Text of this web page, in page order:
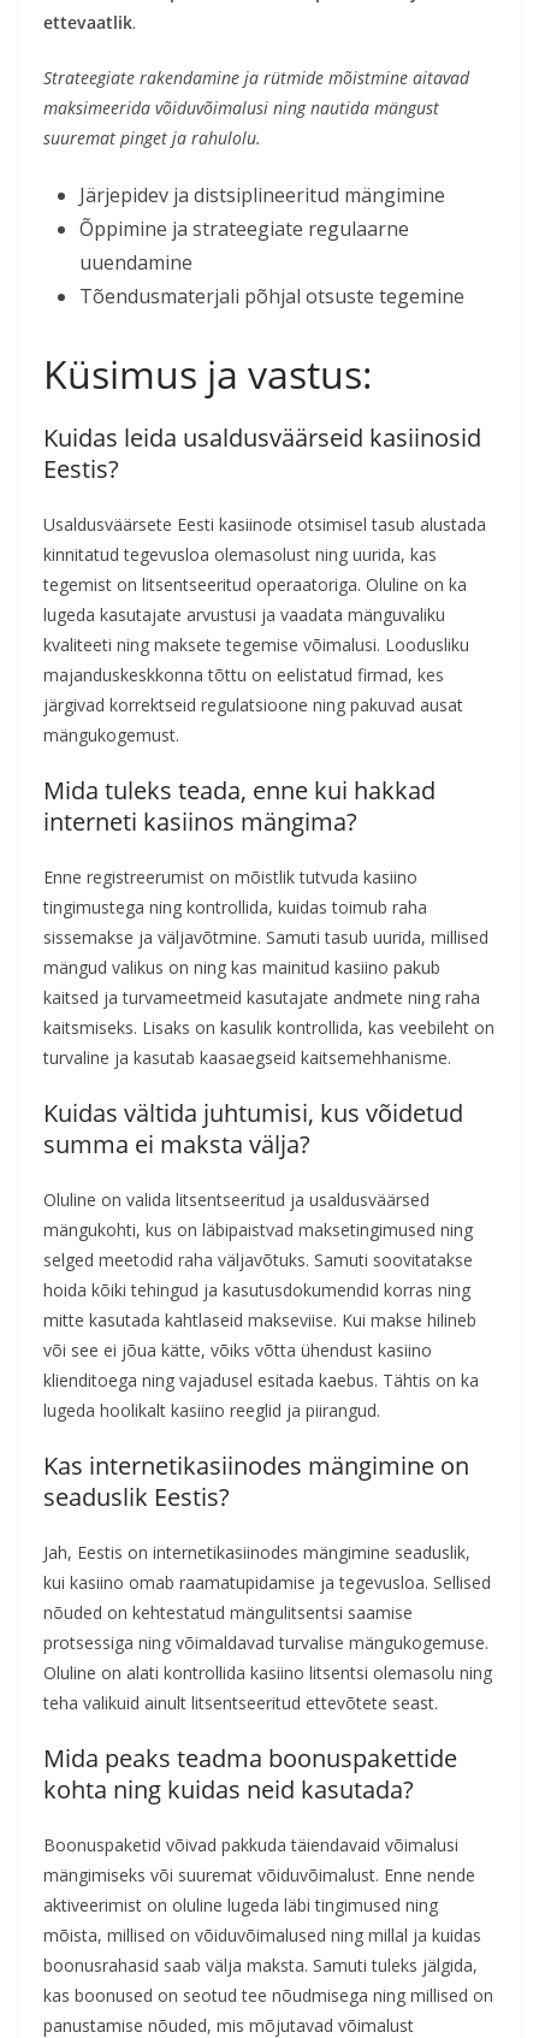
ettevaatlik.
Strateegiate rakendamine ja rütmide mõistmine aitavad
maksimeerida võiduvõimalusi ning nautida mängust
suuremat pinget ja rahulolu.
Järjepidev ja distsiplineeritud mängimine
Õppimine ja strateegiate regulaarne
uuendamine
Tõendusmaterjali põhjal otsuste tegemine
Küsimus ja vastus:
Kuidas leida usaldusväärseid kasiinosid
Eestis?
Usaldusväärsete Eesti kasiinode otsimisel tasub alustada
kinnitatud tegevusloa olemasolust ning uurida, kas
tegemist on litsentseeritud operaatoriga. Oluline on ka
lugeda kasutajate arvustusi ja vaadata mänguvaliku
kvaliteeti ning maksete tegemise võimalusi. Loodusliku
majanduskeskkonna tõttu on eelistatud firmad, kes
järgivad korrektseid regulatsioone ning pakuvad ausat
mängukogemust.
Mida tuleks teada, enne kui hakkad
interneti kasiinos mängima?
Enne registreerumist on mõistlik tutvuda kasiino
tingimustega ning kontrollida, kuidas toimub raha
sissemakse ja väljavõtmine. Samuti tasub uurida, millised
mängud valikus on ning kas mainitud kasiino pakub
kaitsed ja turvameetmeid kasutajate andmete ning raha
kaitsmiseks. Lisaks on kasulik kontrollida, kas veebileht on
turvaline ja kasutab kaasaegseid kaitsemehhanisme.
Kuidas vältida juhtumisi, kus võidetud
summa ei maksta välja?
Oluline on valida litsentseeritud ja usaldusväärsed
mängukohti, kus on läbipaistvad maksetingimused ning
selged meetodid raha väljavõtuks. Samuti soovitatakse
hoida kõiki tehingud ja kasutusdokumendid korras ning
mitte kasutada kahtlaseid makseviise. Kui makse hilineb
või see ei jõua kätte, võiks võtta ühendust kasiino
klienditoega ning vajadusel esitada kaebus. Tähtis on ka
lugeda hoolikalt kasiino reeglid ja piirangud.
Kas internetikasiinodes mängimine on
seaduslik Eestis?
Jah, Eestis on internetikasiinodes mängimine seaduslik,
kui kasiino omab raamatupidamise ja tegevusloa. Sellised
nõuded on kehtestatud mängulitsentsi saamise
protsessiga ning võimaldavad turvalise mängukogemuse.
Oluline on alati kontrollida kasiino litsentsi olemasolu ning
teha valikuid ainult litsentseeritud ettevõtete seast.
Mida peaks teadma boonuspakettide
kohta ning kuidas neid kasutada?
Boonuspaketid võivad pakkuda täiendavaid võimalusi
mängimiseks või suuremat võiduvõimalust. Enne nende
aktiveerimist on oluline lugeda läbi tingimused ning
mõista, millised on võiduvõimalused ning millal ja kuidas
boonusrahasid saab välja maksta. Samuti tuleks jälgida,
kas boonused on seotud tee nõudmisega ning millised on
panustamise nõuded, mis mõjutavad võimalust